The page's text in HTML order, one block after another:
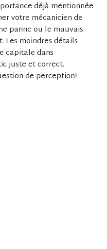
déjà mentionnée
votre mécanicien de
panne ou le mauvais
Les moindres détails
capitale dans
juste et correct.
de perception!